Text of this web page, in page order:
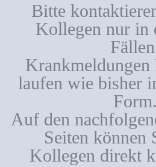
Bitte
Kollegen nur in
laufen wie bisher
Form.
Auf den
Seiten können
Kollegen direkt